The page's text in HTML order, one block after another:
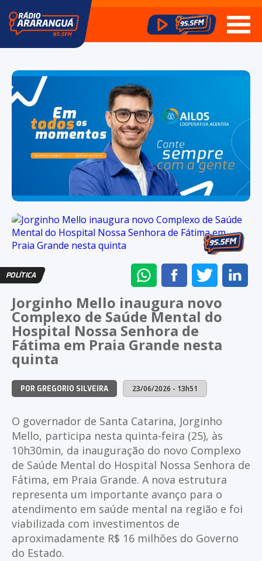
POLÍTICA
ENVIAR
NO
WHATSAPP
COMPARTILHAR
NO
FACEBOOK
NO
TWITTER
Jorginho Mello inaugura novo
Complexo de Saúde Mental do
Hospital Nossa Senhora de
Fátima em Praia Grande nesta
quinta
POR GREGORIO SILVEIRA 23/06/2026 - 13h51
O governador de Santa Catarina, Jorginho
Mello, participa nesta quinta-feira (25), às
10h30min, da inauguração do novo Complexo
de Saúde Mental do Hospital Nossa Senhora de
Fátima, em Praia Grande. A nova estrutura
representa um importante avanço para o
atendimento em saúde mental na região e foi
viabilizada com investimentos de
aproximadamente R$ 16 milhões do Governo
do Estado.